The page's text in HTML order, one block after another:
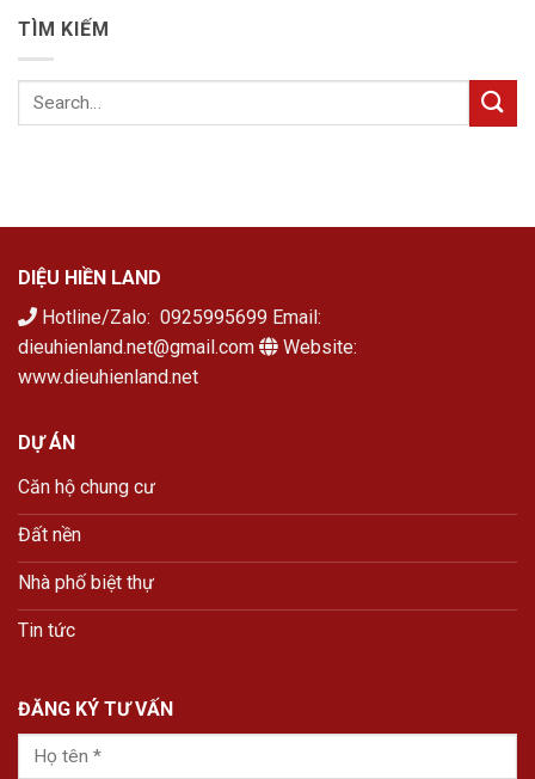
TÌM KIẾM
DIỆU HIỀN LAND
Hotline/Zalo: 0925995699 Email:
dieuhienland.net@gmail.com
Website:
www.dieuhienland.net
DỰ ÁN
Căn hộ chung cư
Đất nền
Nhà phố biệt thự
Tin tức
ĐĂNG KÝ TƯ VẤN